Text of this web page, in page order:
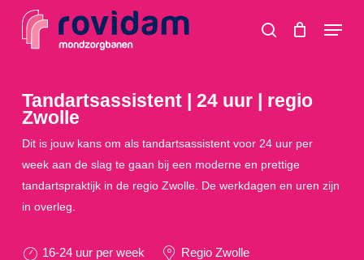
search
Menu
Tandartsassistent | 24 uur | regio
Zwolle
Dit is jouw kans om als tandartsassistent voor 24 uur per
week aan de slag te gaan bij een moderne en prettige
tandartspraktijk in de regio Zwolle. De werkdagen en uren zijn
in overleg.
16-24 uur per week
Regio Zwolle